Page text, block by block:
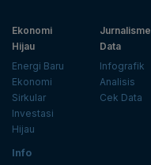
Ekonomi
Hijau
Energi Baru
Ekonomi
Sirkular
Investasi
Hijau
Jurnalisme
Data
Infografik
Analisis
Cek Data
Info